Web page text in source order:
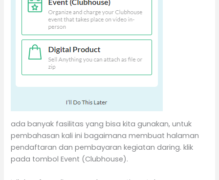
ada banyak fasilitas yang bisa kita gunakan, untuk
pembahasan kali ini bagaimana membuat halaman
pendaftaran dan pembayaran kegiatan daring. klik
pada tombol Event (Clubhouse).